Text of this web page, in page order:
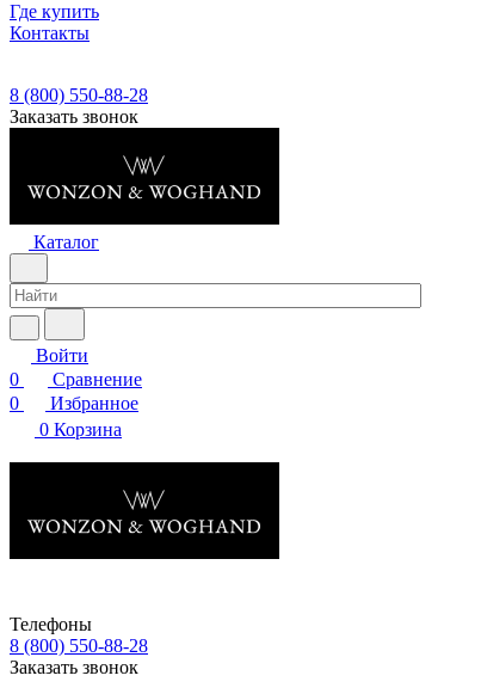
Где купить
Контакты
8 (800) 550-88-28
Заказать звонок
Каталог
Войти
0
Сравнение
0
Избранное
0 Корзина
Телефоны
8 (800) 550-88-28
Заказать звонок